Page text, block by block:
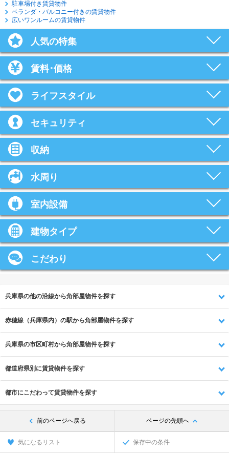
駐車場付き賃貸物件
ベランダ・バルコニー付きの賃貸物件
広いワンルームの賃貸物件
人気の特集
賃料･価格
ライフスタイル
セキュリティ
収納
水周り
室内設備
建物タイプ
こだわり
兵庫県の他の沿線から角部屋物件を探す
赤穂線（兵庫県内）の駅から角部屋物件を探す
兵庫県の市区町村から角部屋物件を探す
都道府県別に賃貸物件を探す
都市にこだわって賃貸物件を探す
前のページへ戻る ページの先頭へ
気になるリスト 保存中の条件